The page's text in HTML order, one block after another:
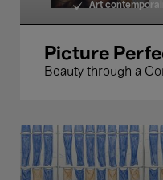
Art
Picture
Beauty through a